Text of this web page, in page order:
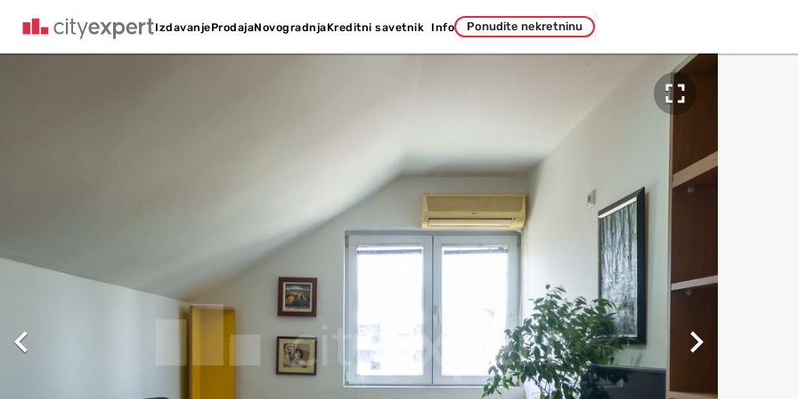
IzdavanjeProdajaNovogradnjaKreditni savetnik Info Ponudite nekretninu
 
